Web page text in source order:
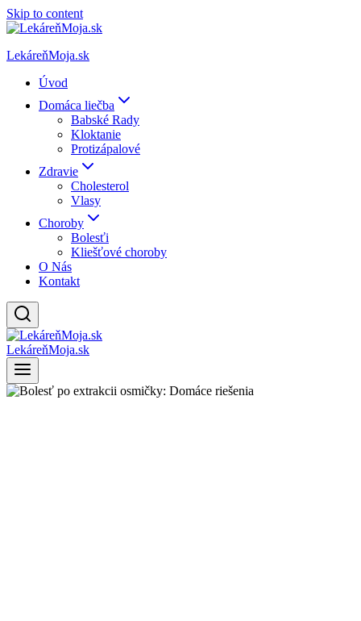
Skip to content
LekáreňMoja.sk
Úvod
Domáca liečba
Babské Rady
Kloktanie
Protizápalové
Zdravie
Cholesterol
Vlasy
Choroby
Bolesťi
Kliešťové choroby
O Nás
Kontakt
LekáreňMoja.sk